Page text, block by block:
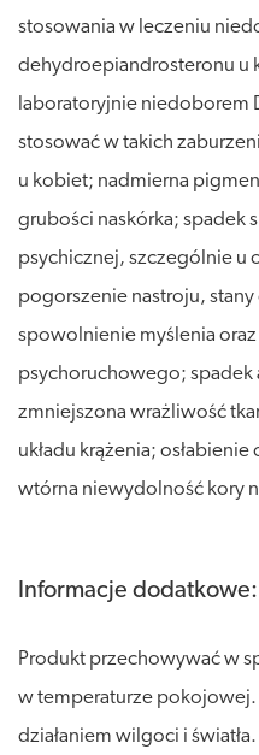
stosowania w leczeniu
dehydroepiandrosteronu u
laboratoryjnie niedoborem
stosować w takich
u kobiet; nadmierna
grubości naskórka; spadek
psychicznej, szczególnie u
pogorszenie nastroju,
spowolnienie myślenia
psychoruchowego; spadek
zmniejszona wrażliwość
układu krążenia;
wtórna niewydolność kory
Informacje dodatkowe:
Produkt przechowywać w
w temperaturze pokojowej.
działaniem wilgoci i